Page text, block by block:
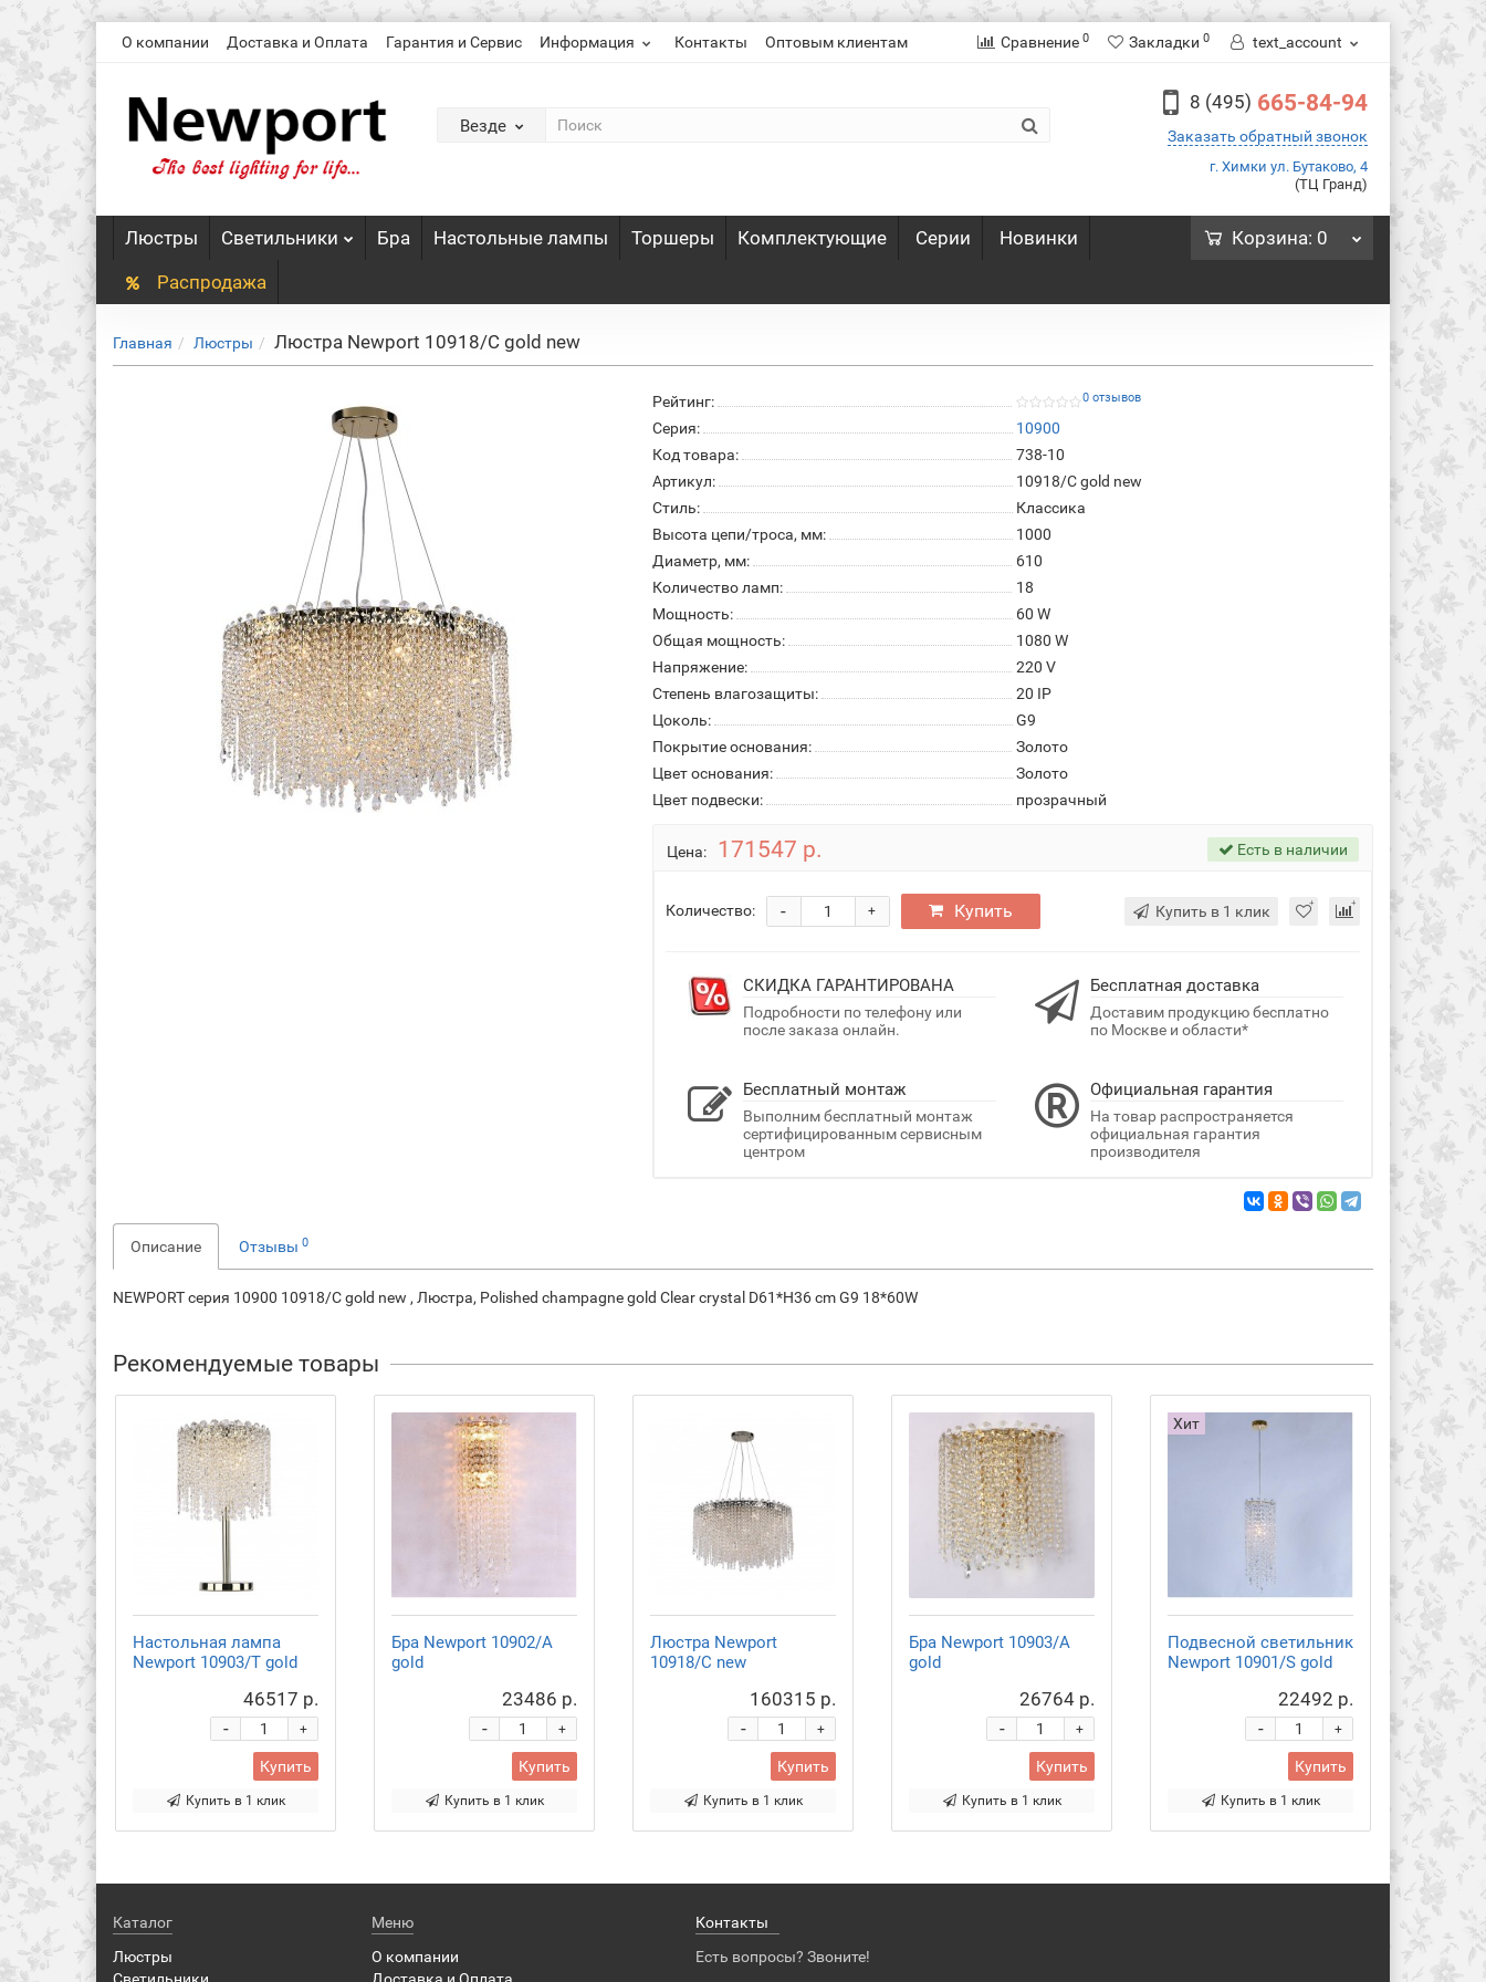
О компании Доставка и Оплата Гарантия и Сервис Информация Контакты Оптовым клиентам Сравнение 0 Закладки 0 text_account
Везде
8 (495) 665-84-94
Заказать обратный звонок
г. Химки ул. Бутаково, 4
(ТЦ Гранд)
Люстры Светильники Бра Настольные лампы Торшеры Комплектующие Серии
Новинки
Распродажа
Корзина: 0
Главная Люстры Люстра Newport 10918/C gold new
Рейтинг: 0 отзывов
Серия:
10900
Код товара:
738-10
Артикул:
10918/C gold new
Стиль:
Классика
Высота цепи/троса, мм:
1000
Диаметр, мм:
610
Количество ламп:
18
Мощность:
60 W
Общая мощность:
1080 W
Напряжение:
220 V
Степень влагозащиты:
20 IP
Цоколь:
G9
Покрытие основания:
Золото
Цвет основания:
Золото
Цвет подвески:
прозрачный
Цена: 171547 р. Есть в наличии
Количество: +
- Купить Купить в 1 клик
СКИДКА ГАРАНТИРОВАНА
Подробности по телефону или
после заказа онлайн.
Бесплатная доставка
Доставим продукцию бесплатно
по Москве и области*
Бесплатный монтаж
Выполним бесплатный монтаж
сертифицированным сервисным
центром
Официальная гарантия
На товар распространяется
официальная гарантия
производителя
Описание Отзывы 0
NEWPORT серия 10900 10918/C gold new , Люстра, Polished champagne gold Clear crystal D61*H36 cm G9 18*60W
Рекомендуемые товары
Настольная лампа
Newport 10903/T gold
46517 р.
+
-
Купить
Купить в 1 клик
Бра Newport 10902/A
gold
23486 р.
+
-
Купить
Купить в 1 клик
Люстра Newport
10918/C new
160315 р.
+
-
Купить
Купить в 1 клик
Бра Newport 10903/A
gold
26764 р.
+
-
Купить
Купить в 1 клик
Хит
Подвесной светильник
Newport 10901/S gold
22492 р.
+
-
Купить
Купить в 1 клик
Каталог
Люстры
Меню
О компании
Контакты
Есть вопросы? Звоните!